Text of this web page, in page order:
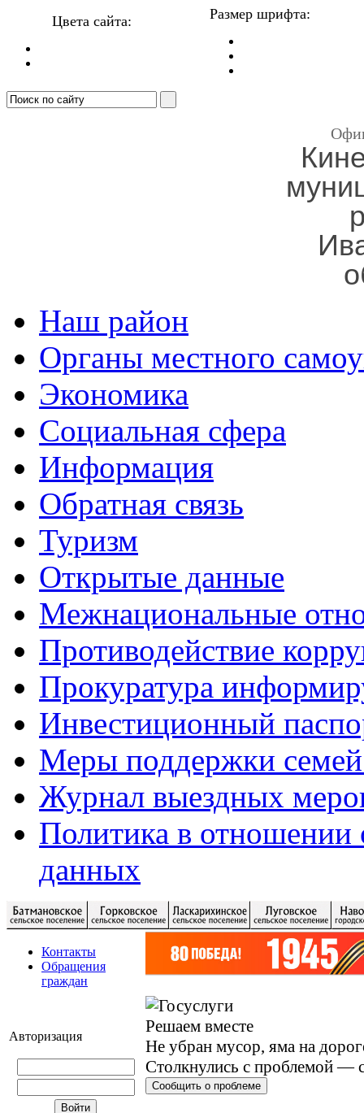
Цвета сайта: Размер шрифта:
Наш район
Органы местного
Экономика
Социальная сфера
Информация
Обратная связь
Туризм
Открытые данные
Межнациональные
Противодействие
Прокуратура
Инвестиционный
Меры поддержки
Журнал выездных
Политика в отношении
данных
Контакты
Обращения
граждан
Авторизация
Решаем вместе
Не убран мусор, яма на
Столкнулись с проблемой —
Сообщить о проблеме